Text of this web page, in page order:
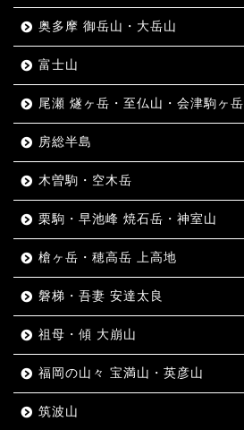
奥多摩 御岳山・大岳山
富士山
尾瀬 燧ヶ岳・至仏山・会津駒ヶ岳
房総半島
木曽駒・空木岳
栗駒・早池峰 焼石岳・神室山
槍ヶ岳・穂高岳 上高地
磐梯・吾妻 安達太良
祖母・傾 大崩山
福岡の山々 宝満山・英彦山
筑波山